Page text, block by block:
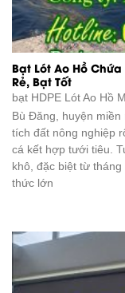
Bạt Lót Ao Hồ
Rẻ, Bạt Tốt
bạt HDPE Lót Ao Hồ
Bù Đăng, huyện
tích đất nông nghiệp
cá kết hợp tưới tiêu.
khô, đặc biệt từ
thức lớn